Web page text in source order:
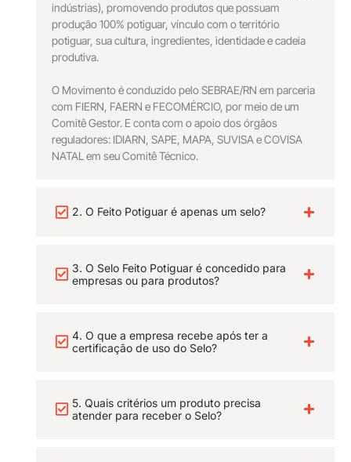
indústrias), promovendo produtos que possuam
produção 100% potiguar, vínculo com o território
potiguar, sua cultura, ingredientes, identidade e cadeia
produtiva.
O Movimento é conduzido pelo SEBRAE/RN em parceria
com FIERN, FAERN e FECOMÉRCIO, por meio de um
Comitê Gestor. E conta com o apoio dos órgãos
reguladores: IDIARN, SAPE, MAPA, SUVISA e COVISA
NATAL em seu Comitê Técnico.
2. O Feito Potiguar é apenas um selo?
3. O Selo Feito Potiguar é concedido para
empresas ou para produtos?
4. O que a empresa recebe após ter a
certificação de uso do Selo?
5. Quais critérios um produto precisa
atender para receber o Selo?